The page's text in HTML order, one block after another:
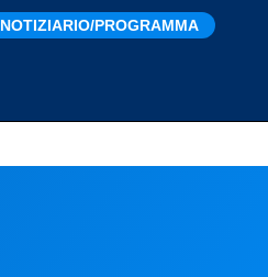
NOTIZIARIO/PROGRAMMA